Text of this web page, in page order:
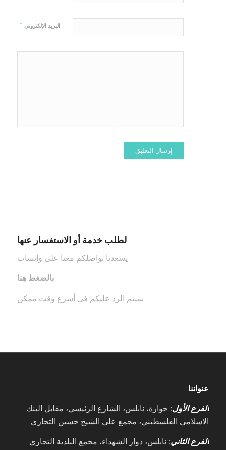
البريد الإلكتروني *
لطلب خدمة أو الاستفسار عنها
يسعدنا تواصلكم معنا على واتساب
بالضغط هنا
سيتم الرد عليكم في أسرع وقت ممكن
عنواننا
الفرع الأول: حوارة، نابلس، الشارع الرئيسي، مقابل البنك
الاسلامي الفلسطيني، مجمع علي الشيخ حسين التجاري
الفرع الثاني: نابلس، دوار الشهداء، مجمع البلدية التجاري